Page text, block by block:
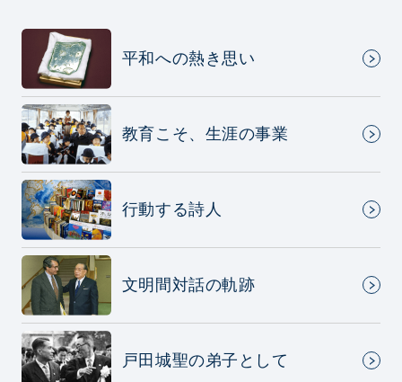
平和への熱き思い
教育こそ、生涯の事業
行動する詩人
文明間対話の軌跡
戸田城聖の弟子として